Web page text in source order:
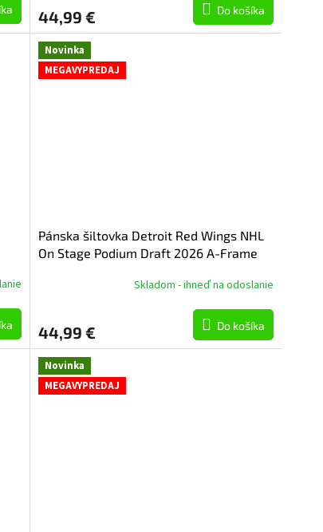
44,99 € Do košíka
Novinka
MEGAVYPREDAJ
Pánska šiltovka Detroit Red Wings NHL
On Stage Podium Draft 2026 A-Frame
Skladom - ihneď na odoslanie
44,99 € Do košíka
Novinka
MEGAVYPREDAJ